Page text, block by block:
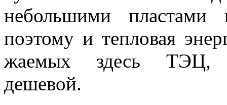
небольшими
поэтому и теп­ловая
жаемых здесь ТЭЦ,
дешевой.